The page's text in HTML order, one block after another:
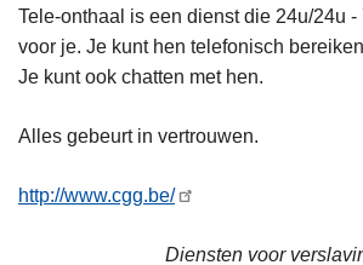
Tele-onthaal is een dienst die 24u/24u
voor je. Je kunt hen telefonisch
Je kunt ook chatten met hen.
Alles gebeurt in vertrouwen.
http://www.cgg.be/
Diensten voor